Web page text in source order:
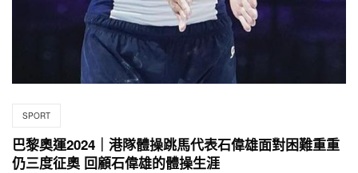
SPORT
巴黎奧運2024｜港隊體操跳馬代表石偉雄面對困難重重
仍三度征奧 回顧石偉雄的體操生涯